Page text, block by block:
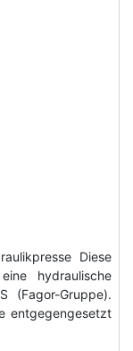
Diese
hydraulische
(Fagor-Gruppe).
entgegengesetzt